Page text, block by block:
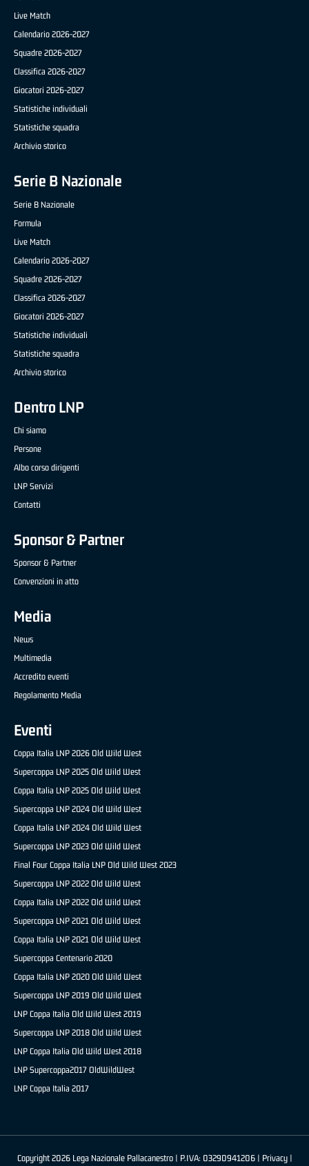
Live Match
Calendario 2026-2027
Squadre 2026-2027
Classifica 2026-2027
Giocatori 2026-2027
Statistiche individuali
Statistiche squadra
Archivio storico
Serie B Nazionale
Serie B Nazionale
Formula
Live Match
Calendario 2026-2027
Squadre 2026-2027
Classifica 2026-2027
Giocatori 2026-2027
Statistiche individuali
Statistiche squadra
Archivio storico
Dentro LNP
Chi siamo
Persone
Albo corso dirigenti
LNP Servizi
Contatti
Sponsor & Partner
Sponsor & Partner
Convenzioni in atto
Media
News
Multimedia
Accredito eventi
Regolamento Media
Eventi
Coppa Italia LNP 2026 Old Wild West
Supercoppa LNP 2025 Old Wild West
Coppa Italia LNP 2025 Old Wild West
Supercoppa LNP 2024 Old Wild West
Coppa Italia LNP 2024 Old Wild West
Supercoppa LNP 2023 Old Wild West
Final Four Coppa Italia LNP Old Wild West 2023
Supercoppa LNP 2022 Old Wild West
Coppa Italia LNP 2022 Old Wild West
Supercoppa LNP 2021 Old Wild West
Coppa Italia LNP 2021 Old Wild West
Supercoppa Centenario 2020
Coppa Italia LNP 2020 Old Wild West
Supercoppa LNP 2019 Old Wild West
LNP Coppa Italia Old Wild West 2019
Supercoppa LNP 2018 Old Wild West
LNP Coppa Italia Old Wild West 2018
LNP Supercoppa2017 OldWildWest
LNP Coppa Italia 2017
Copyright 2026 Lega Nazionale Pallacanestro | P.IVA: 03290941206 | Privacy|